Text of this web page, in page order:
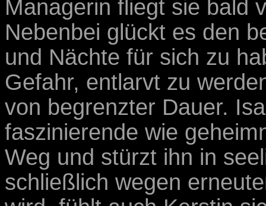
Managerin fliegt sie bald
Nebenbei glückt es den
und Nächte für sich zu
Gefahr, entlarvt zu
von begrenzter Dauer.
faszinierende wie
Weg und stürzt ihn in
schließlich wegen